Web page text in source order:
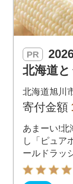
PR
北海道と
0本セッ
イト5本
北海道旭川
寄付金額
あまーい!北
し「ピュア
ールドラッ
楽しむ!